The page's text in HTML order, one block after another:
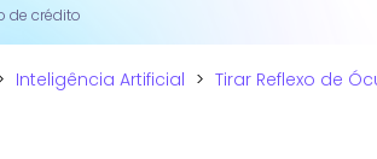
de crédito
Inteligência Artificial > Tirar Reflexo de